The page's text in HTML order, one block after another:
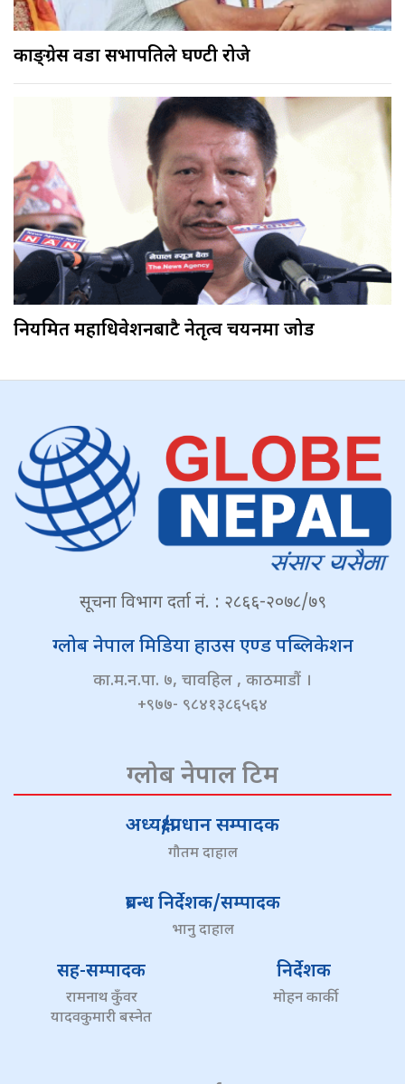
काङ्ग्रेस वडा सभापतिले घण्टी रोजे
नियमित महाधिवेशनबाटै नेतृत्व चयनमा जोड
सूचना विभाग दर्ता नं. : २८६६-२०७८/७९
ग्लोब नेपाल मिडिया हाउस एण्ड पब्लिकेशन
का.म.न.पा. ७, चावहिल , काठमाडौं ।
+९७७- ९८४१३८६५६४
ग्लोब नेपाल टिम
अध्यक्ष/प्रधान सम्पादक
गौतम दाहाल
प्रबन्ध निर्देशक/सम्पादक
भानु दाहाल
सह-सम्पादक
रामनाथ कुँवर
यादवकुमारी बस्नेत
निर्देशक
मोहन कार्की